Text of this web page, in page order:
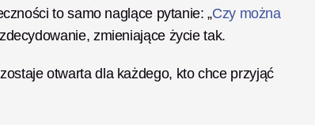
to samo naglące pytanie: „Czy można
zmieniające życie tak.
otwarta dla każdego, kto chce przyjąć